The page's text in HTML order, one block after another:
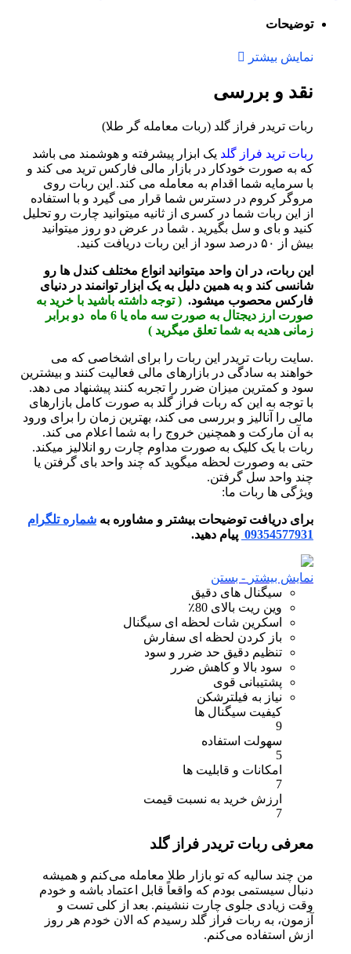
توضیحات
نمایش بیشتر
نقد و بررسی
ربات تریدر فراز گلد (ربات معامله گر طلا)
ربات ترید فراز گلد یک ابزار پیشرفته و هوشمند می باشد
که به صورت خودکار در بازار مالی فارکس ترید می کند و
با سرمایه شما اقدام به معامله می کند. این ربات روی
مروگر کروم در دسترس شما قرار می گیرد و با استفاده
از این ربات شما در کسری از ثانیه میتوانید چارت رو تحلیل
کنید و بای و سل بگیرید . شما در عرض دو روز میتوانید
بیش از ۵۰ درصد سود از این ربات دریافت کنید.
این ربات، در ان واحد میتوانید انواع مختلف کندل ها رو
شانسی کند و به همین دلیل به یک ابزار توانمند در دنیای
فارکس محصوب میشود. ( توجه داشته باشید با خرید به
صورت ارز دیجتال به صورت سه ماه یا 6 ماه دو برابر
زمانی هدیه به شما تعلق میگرید )
.سایت ربات تریدر این ربات را برای اشخاصی که می
خواهند به سادگی در بازارهای مالی فعالیت کنند و بیشترین
سود و کمترین میزان ضرر را تجربه کنند پیشنهاد می دهد.
با توجه به این که ربات فراز گلد به صورت کامل بازارهای
مالی را آنالیز و بررسی می کند، بهترین زمان را برای ورود
به آن مارکت و همچنین خروج را به شما اعلام می کند.
ربات با یک کلیک به صورت مداوم چارت رو انلالیز میکند.
حتی به وصورت لحظه میگوید که چند واحد بای گرفتن یا
چند واحد سل گرفتن.
ویژگی ها ربات ما:
برای دریافت توضیحات بیشتر و مشاوره به شماره تلگرام
09354577931 پیام دهید.
نمایش بیشتر - بستن
سیگنال های دقیق
وین ریت بالای 80٪
اسکرین شات لحظه ای سیگنال
باز کردن لحظه ای سفارش
تنظیم دقیق حد ضرر و سود
سود بالا و کاهش ضرر
پشتیبانی قوی
نیاز به فیلترشکن
کیفیت سیگنال ها
9
سهولت استفاده
5
امکانات و قابلیت ها
7
ارزش خرید به نسبت قیمت
7
معرفی ربات تریدر فراز گلد
من چند سالیه که تو بازار طلا معامله می‌کنم و همیشه
دنبال سیستمی بودم که واقعاً قابل اعتماد باشه و خودم
وقت زیادی جلوی چارت ننشینم. بعد از کلی تست و
آزمون، به ربات فراز گلد رسیدم که الان خودم هر روز
ازش استفاده می‌کنم.